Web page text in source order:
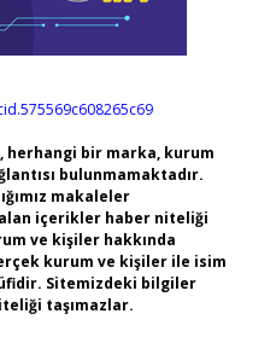
herhangi bir marka, kurum
bulunmamaktadır.
makaleler
içerikler haber niteliği
ve kişiler hakkında
kurum ve kişiler ile isim
Sitemizdeki bilgiler
taşımazlar.